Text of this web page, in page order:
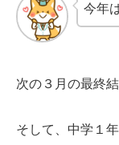
今年
次の３月の最終
そして、中学１年